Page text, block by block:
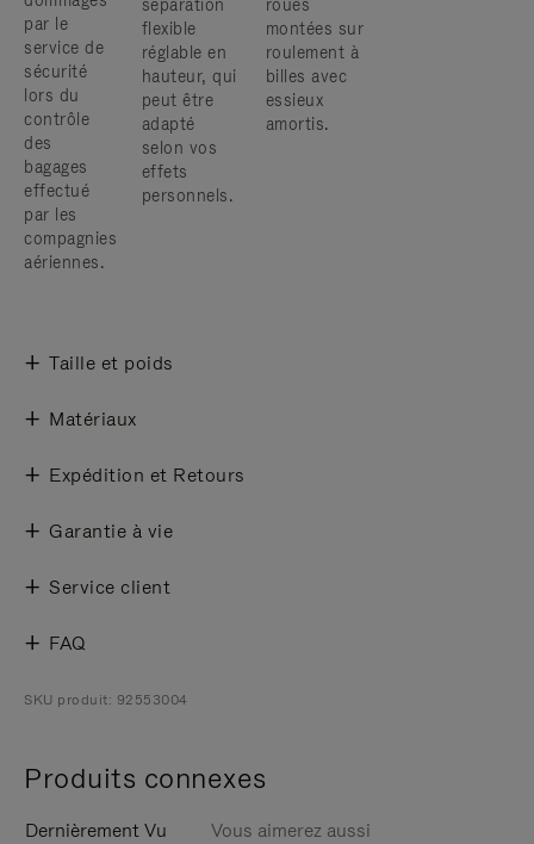
par le
service de
sécurité
lors du
contrôle
des
bagages
effectué
par les
compagnies
aériennes.
séparation
flexible
réglable en
hauteur, qui
peut être
adapté
selon vos
effets
personnels.
roues
montées sur
roulement à
billes avec
essieux
amortis.
Taille et poids
Matériaux
Expédition et Retours
Garantie à vie
Service client
FAQ
SKU produit: 92553004
Produits connexes
Dernièrement Vu Vous aimerez aussi